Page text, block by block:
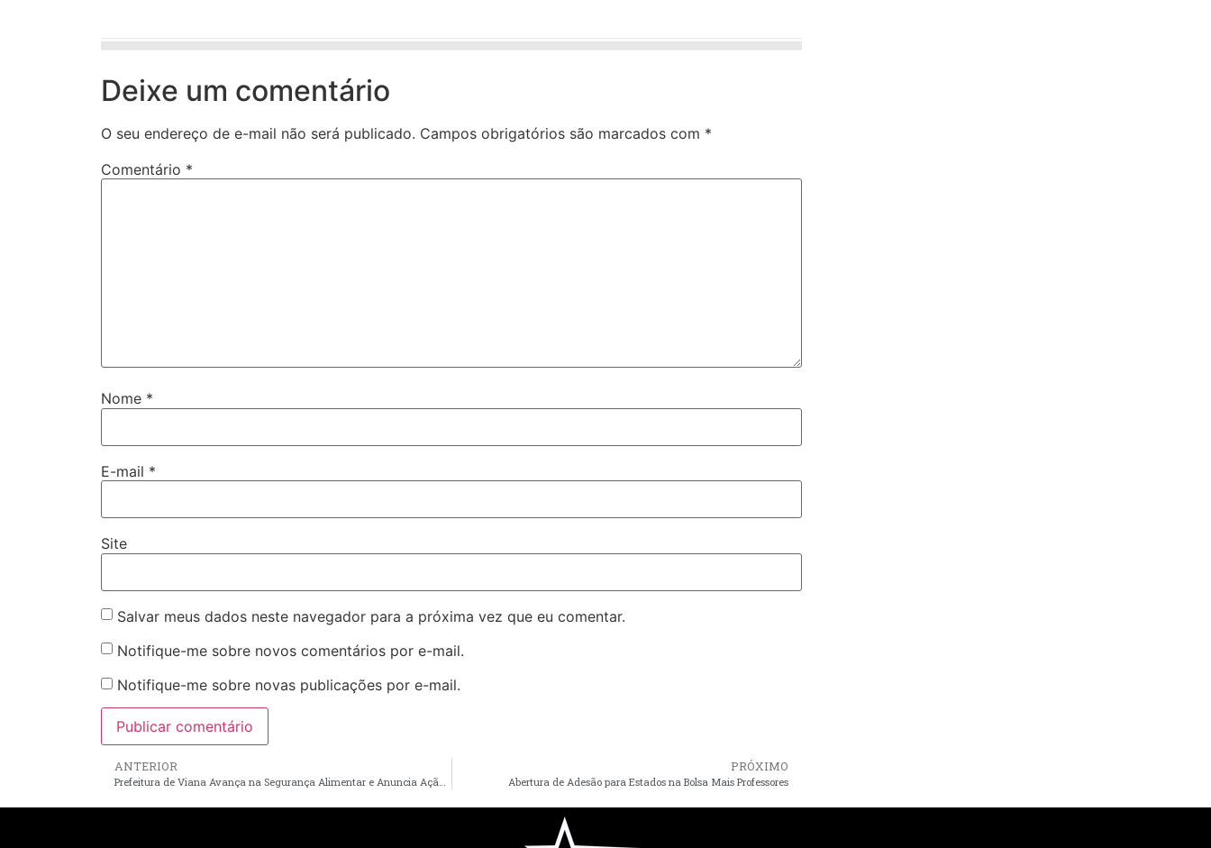
Deixe um comentário
O seu endereço de e-mail não será publicado. Campos obrigatórios são marcados com *
Comentário *
Nome *
E-mail *
Site
Salvar meus dados neste navegador para a próxima vez que eu comentar.
Notifique-me sobre novos comentários por e-mail.
Notifique-me sobre novas publicações por e-mail.
ANTERIOR
Prefeitura de Viana Avança na Segurança Alimentar e Anuncia Ação Histórica no Quilombo São Cristóvão
PRÓXIMO
Abertura de Adesão para Estados na Bolsa Mais Professores